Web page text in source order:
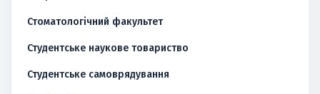
Стоматологічний факультет
Студентське наукове товариство
Студентське самоврядування